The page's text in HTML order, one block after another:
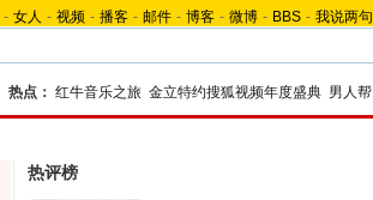
- 女人 - 视频 - 播客 - 邮件 - 博客 - 微博 - BBS - 我说两句
热点： 红牛音乐之旅 金立特约搜狐视频年度盛典 男人帮
热评榜